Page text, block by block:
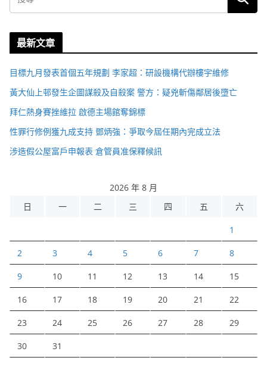
最新文章
目標九月發表首個五年規劃 李家超：研設機構代辦樓宇維修
黃大仙上邨發生企圖謀殺及自殺案 警方：疑兇斬傷鄰居後墮亡
拜仁熱身賽挫維拉 啟德主場館奪錦標
性罪行修例獲九成支持 鄧炳強：爭取今屆任期內完成立法
涉造假公屋富戶申報表 倉管員准保釋候訊
2026 年 8 月
日
一 二 三 四 五 六
1
2 3 4 5 6 7 8
9 10 11 12 13 14 15
16 17 18 19 20 21 22
23 24 25 26 27 28 29
30 31